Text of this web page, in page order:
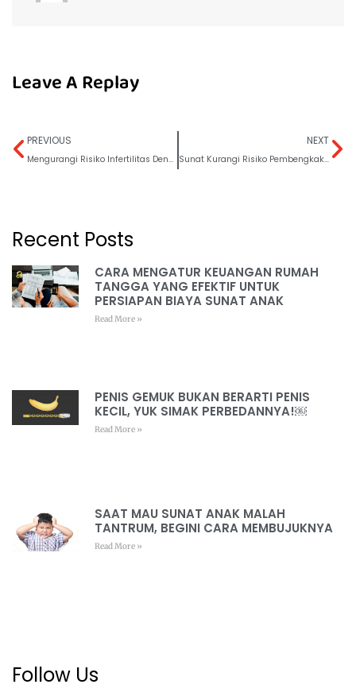
Leave A Replay
PREVIOUS
Mengurangi Risiko Infertilitas Dengan Menjalani Sunat
NEXT
Sunat Kurangi Risiko Pembengkakan Karena Kulup Terlalu Longgar
Recent Posts
CARA MENGATUR KEUANGAN RUMAH
TANGGA YANG EFEKTIF UNTUK
PERSIAPAN BIAYA SUNAT ANAK
Read More »
PENIS GEMUK BUKAN BERARTI PENIS
KECIL, YUK SIMAK PERBEDANNYA!￼
Read More »
SAAT MAU SUNAT ANAK MALAH
TANTRUM, BEGINI CARA MEMBUJUKNYA
Read More »
Follow Us